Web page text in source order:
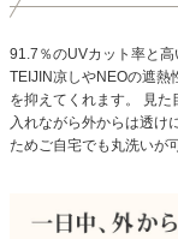
91.7％のUVカット率と高
TEIJIN凉しやNEOの遮熱
を抑えてくれます。
見た
入れながら外からは透け
ためご自宅でも丸洗いが